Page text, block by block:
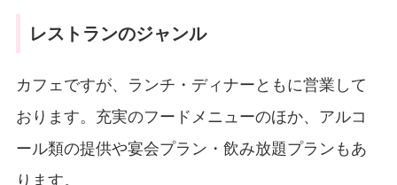
レストランのジャンル
カフェですが、ランチ・ディナーともに営業して
おります。充実のフードメニューのほか、アルコ
ール類の提供や宴会プラン・飲み放題プランもあ
ります。